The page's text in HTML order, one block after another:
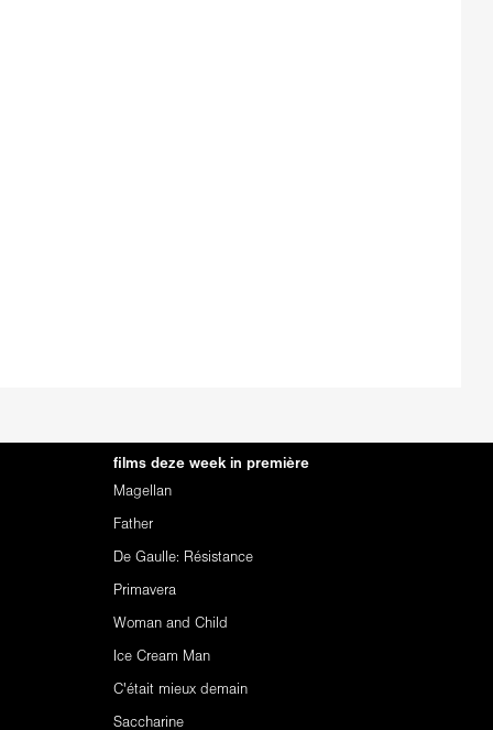
films deze week in première
Magellan
Father
De Gaulle: Résistance
Primavera
Woman and Child
Ice Cream Man
C'était mieux demain
Saccharine